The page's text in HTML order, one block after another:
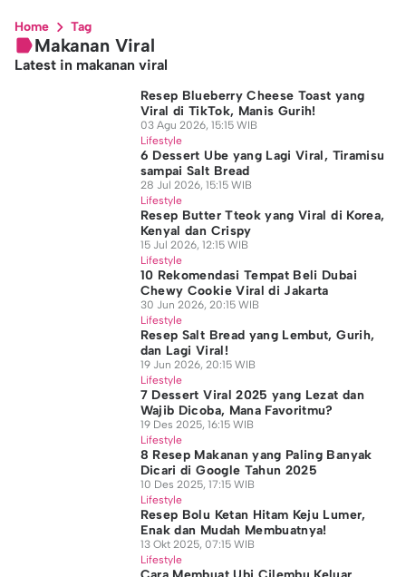
Home Tag
Makanan Viral
Latest in makanan viral
Resep Blueberry Cheese Toast yang
Viral di TikTok, Manis Gurih!
03 Agu 2026, 15:15 WIB
Lifestyle
6 Dessert Ube yang Lagi Viral, Tiramisu
sampai Salt Bread
28 Jul 2026, 15:15 WIB
Lifestyle
Resep Butter Tteok yang Viral di Korea,
Kenyal dan Crispy
15 Jul 2026, 12:15 WIB
Lifestyle
10 Rekomendasi Tempat Beli Dubai
Chewy Cookie Viral di Jakarta
30 Jun 2026, 20:15 WIB
Lifestyle
Resep Salt Bread yang Lembut, Gurih,
dan Lagi Viral!
19 Jun 2026, 20:15 WIB
Lifestyle
7 Dessert Viral 2025 yang Lezat dan
Wajib Dicoba, Mana Favoritmu?
19 Des 2025, 16:15 WIB
Lifestyle
8 Resep Makanan yang Paling Banyak
Dicari di Google Tahun 2025
10 Des 2025, 17:15 WIB
Lifestyle
Resep Bolu Ketan Hitam Keju Lumer,
Enak dan Mudah Membuatnya!
13 Okt 2025, 07:15 WIB
Lifestyle